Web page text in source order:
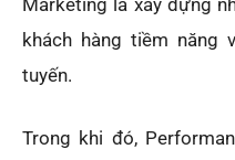
khách hàng tiềm
tuyến.
Trong khi đó,